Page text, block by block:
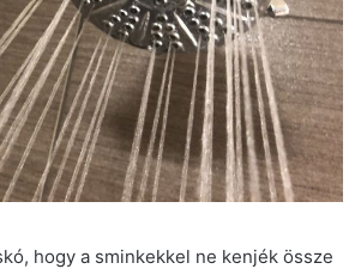
hogy a sminkekkel ne kenjék össze